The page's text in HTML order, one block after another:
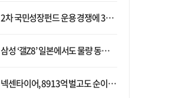
2차 국민성장펀드 운용 경쟁에 33개사 몰렸다…신한·하나 등 새 얼굴 대거 합류
삼성 ‘갤Z8’ 일본에서도 물량 동났다…애플 참전 앞두고 선두 수성 ‘시험대’
넥센타이어, 8913억 벌고도 순이익 2억…유럽 세부담에 이익 증발